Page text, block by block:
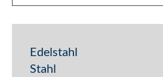
Edelstahl
Stahl